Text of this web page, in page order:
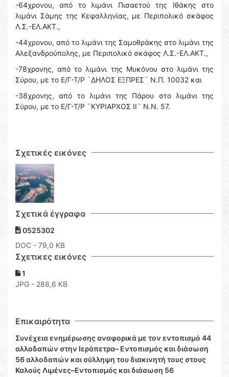
-64χρονου, από το λιμάνι Πισαετού της Ιθάκης στο
λιμάνι Σάμης της Κεφαλληνίας, με Περιπολικό σκάφος
Λ.Σ.-ΕΛ.ΑΚΤ.,
-44χρονου, από το λιμάνι της Σαμοθράκης στο λιμάνι της
Αλεξανδρούπολης, με Περιπολικό σκάφος Λ.Σ.-ΕΛ.ΑΚΤ.,
-78χρονης, από το λιμάνι της Μυκόνου στο λιμάνι της
Σύρου, με το Ε/Γ-Τ/Ρ ¨ΔΗΛΟΣ ΕΞΠΡΕΣ¨ Ν.Π. 10032 και
-38χρονης, από το λιμάνι της Πάρου στο λιμάνι της
Σύρου, με το Ε/Γ-Τ/Ρ ¨ΚΥΡΙΑΡΧΟΣ ΙΙ¨ Ν.Ν. 57.
Σχετικές εικόνες
Σχετικά έγγραφα
0525302
DOC - 79,0 KB
Σχετικες εικόνες
1
JPG - 288,6 KB
Επικαιρότητα
Συνέχεια ενημέρωσης αναφορικά με τον εντοπισμό 44
αλλοδαπών στην Ιεράπετρα– Εντοπισμός και διάσωση
56 αλλοδαπών και σύλληψη του διακινητή τους στους
Καλούς Λιμένες–Εντοπισμός και διάσωση 56